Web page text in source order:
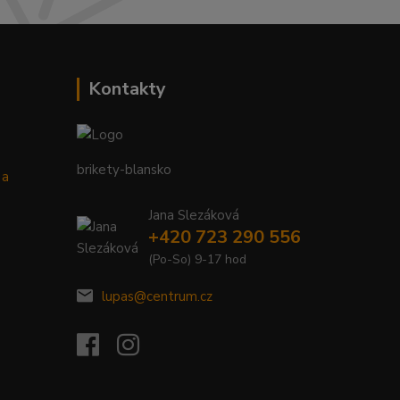
Kontakty
brikety-blansko
Jana Slezáková
+420 723 290 556
(Po-So) 9-17 hod
lupas@centrum.cz